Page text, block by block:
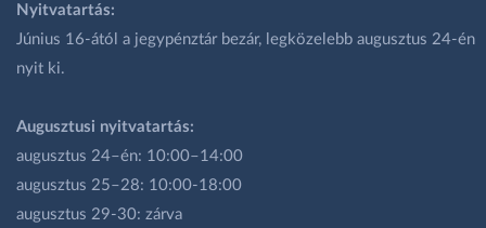
Nyitvatartás:
Június 16-ától a jegypénztár bezár, legközelebb augusztus 24-én
nyit ki.
Augusztusi nyitvatartás:
augusztus 24–én: 10:00–14:00
augusztus 25–28: 10:00-18:00
augusztus 29-30: zárva